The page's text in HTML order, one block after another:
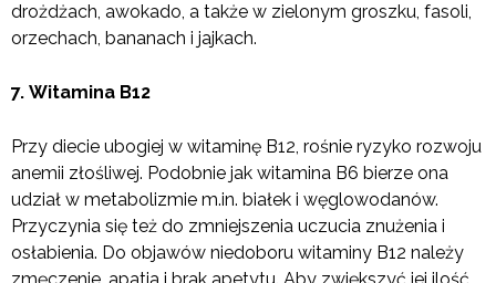
drożdżach, awokado, a także w zielonym groszku, fasoli,
orzechach, bananach i jajkach.
7. Witamina B12
Przy diecie ubogiej w witaminę B12, rośnie ryzyko rozwoju
anemii złośliwej. Podobnie jak witamina B6 bierze ona
udział w metabolizmie m.in. białek i węglowodanów.
Przyczynia się też do zmniejszenia uczucia znużenia i
osłabienia. Do objawów niedoboru witaminy B12 należy